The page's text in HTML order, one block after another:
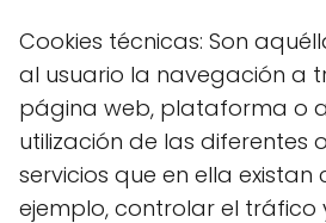
Cookies técnicas: Son
al usuario la navegación a
página web, plataforma o
utilización de las diferentes
servicios que en ella existan
ejemplo, controlar el tráfico